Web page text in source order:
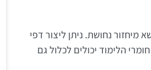
נחושת. ניתן ליצור דפי
הלימוד יכולים לכלול גם